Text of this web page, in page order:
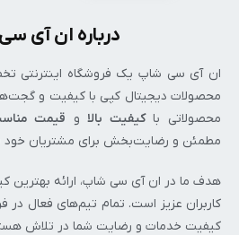
درباره ان آی
ان‌ آی‌ سی شاپ یک فروشگاه اینترنتی
محصولات دیجیتال کپی با کیفیت و
محصولاتی باکیفیت بالاو قیمت
مطمئن و رضایت‌بخش برای مشتریان خود
هدف ما در ان‌ آی‌ سی شاپ، ارائه بهترین
کاربران عزیز است. تمام تیم‌های فعال در
کیفیت خدمات و رضایت شما در تلاش